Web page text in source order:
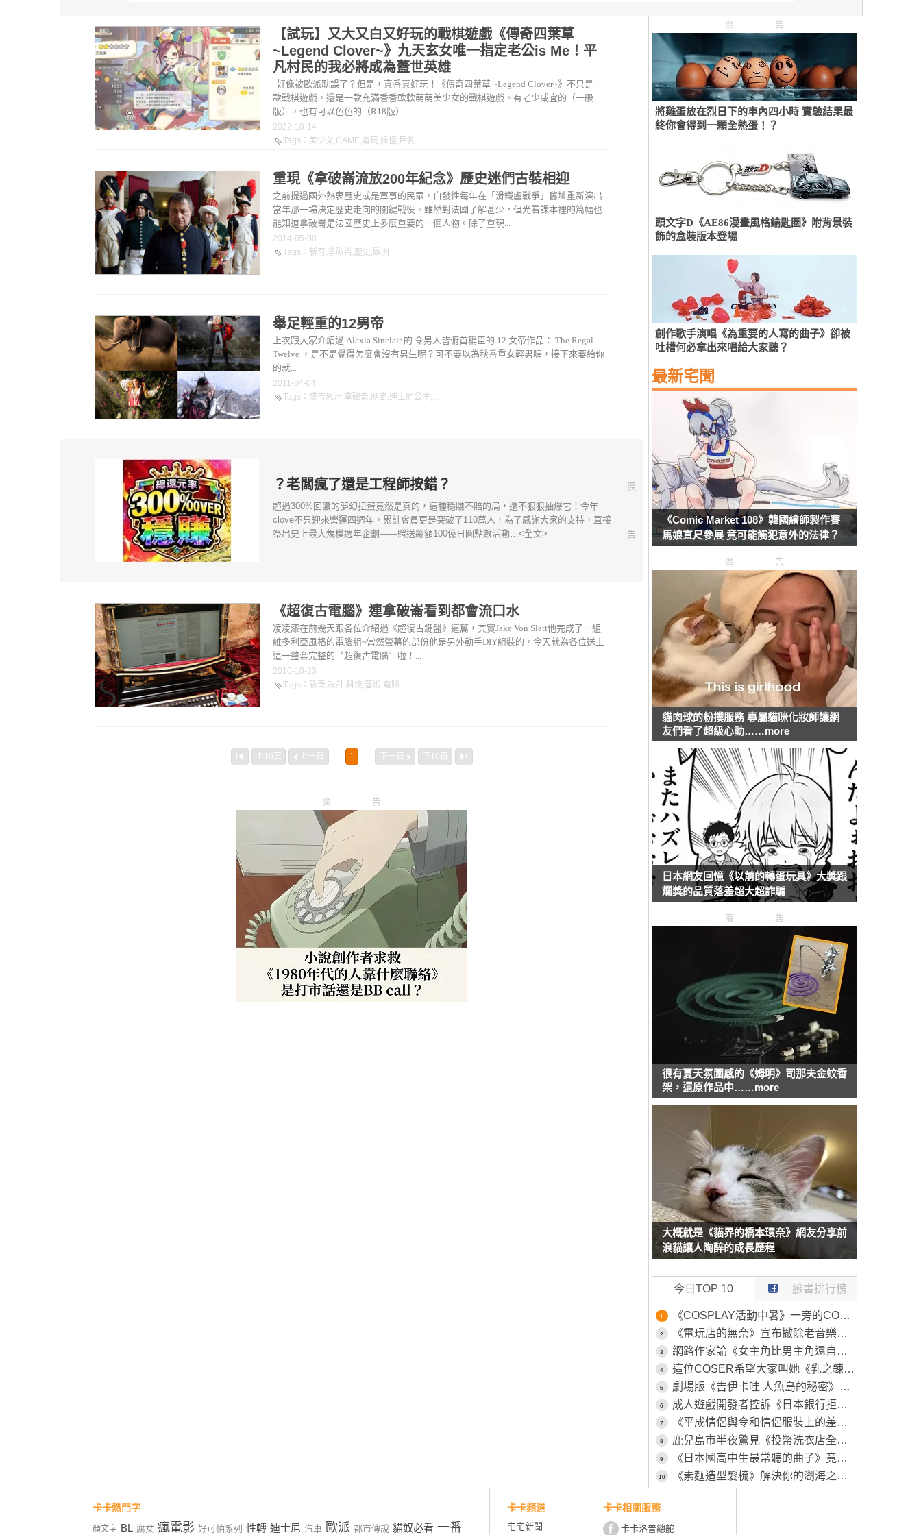
【試玩】又大又白又好玩的戰棋遊戲《傳奇四葉草
~Legend Clover~》九天玄女唯一指定老公is Me！平
凡村民的我必將成為蓋世英雄
好像被歐派耽誤了？但是，真香真好玩！《傳奇四葉草 ~Legend Clover~》不只是一
款戰棋遊戲，還是一款充滿香香軟軟萌萌美少女的戰棋遊戲。有老少咸宜的（一般
版），也有可以色色的（R18版）...
2022-10-14
Tags ： 美少女,GAME,電玩,妖怪,巨乳
重現《拿破崙流放200年紀念》歷史迷們古裝相迎
之前提過國外熱衷歷史或是軍事的民眾，自發性每年在「滑鐵盧戰爭」舊址重新演出
當年那一場決定歷史走向的關鍵戰役。雖然對法國了解甚少，但光看課本裡的篇幅也
能知道拿破崙是法國歷史上多麼重要的一個人物。除了重現...
2014-05-08
Tags ： 新奇,拿破崙, 歷史, 歐洲
舉足輕重的12男帝
上次跟大家介紹過 Alexia Sinclair 的 令男人皆俯首稱臣的 12 女帝作品： The Regal
Twelve ，是不是覺得怎麼會沒有男生呢？可不要以為秋香重女輕男喔，接下來要給你
的就...
2011-04-04
Tags ： 成吉思汗,拿破崙, 歷史,迪士尼公主, 12女帝
？老闆瘋了還是工程師按錯？
超過300%回饋的夢幻扭蛋竟然是真的，這種穩賺不賠的局，還不狠狠抽爆它！今年
clove不只迎來營運四週年，累計會員更是突破了110萬人，為了感謝大家的支持，直接
祭出史上最大規模週年企劃——贈送總額100億日圓點數活動…<全文>
廣
告
《超復古電腦》連拿破崙看到都會流口水
凌凌漆在前幾天跟各位介紹過《超復古鍵盤》這篇，其實Jake Von Slatt他完成了一組
維多利亞風格的電腦組~當然螢幕的部份他是另外動手DIY組裝的，今天就為各位送上
這一整套完整的〝超復古電腦〞啦！...
2010-10-23
Tags ： 新奇,設計,科技,藝術,電腦
上10頁 上一頁 1 下一頁 下10頁
廣告
廣告
將雞蛋放在烈日下的車內四小時 實驗結果最
終你會得到一顆全熟蛋！？
頭文字D《AE86漫畫風格鑰匙圈》附背景裝
飾的盒裝版本登場
創作歌手演唱《為重要的人寫的曲子》卻被
吐槽何必拿出來唱給大家聽？
最新宅聞
《Comic Market 108》韓國繪師製作賽
馬娘直尺參展 竟可能觸犯意外的法律？
廣告
貓肉球的粉撲服務 專屬貓咪化妝師讓網
友們看了超級心動……more
日本網友回憶《以前的轉蛋玩具》大獎跟
爛獎的品質落差超大超詐騙
廣告
很有夏天氛圍感的《姆明》司那夫金蚊香
架，還原作品中……more
大概就是《貓界的橋本環奈》網友分享前
浪貓讓人陶醉的成長歷程
今日TOP 10 臉書排行榜
1 《COSPLAY活動中暑》一旁的COSER見狀幫忙叫救護車 卻被工作人員嫌棄了
2 《電玩店的無奈》宣布撤除老音樂遊戲機台 平常沒人玩這時候卻又高喊不要撤
3 網路作家論《女主角比男主角還自由》從近年的鋼彈作品就看得出來？
4 這位COSER希望大家叫她《乳之鍊金術師》自認調整乳量的努力不輸任何人
5 劇場版《吉伊卡哇 人魚島的秘密》海妖賽蓮(23公分)+島二郎(15公分)重磅軟膠模型發售
6 成人遊戲開發者控訴《日本銀行拒收Steam銷售額》更慘的是稅金還要照樣繳
7 《平成情侶與令和情侶服裝上的差異》感覺以前年輕人比較趴，現在走的是寬鬆路線
8 鹿兒島市半夜驚見《投幣洗衣店全裸男子》一絲不掛的原因竟然是「想發洩一下壓力」？
9 《日本國高中生最常聽的曲子》竟然是26年前的色情塗鴉 該怎麼解讀這種現象呢？
10 《素麵造型髮梳》解決你的瀏海之亂 怕被人誤會一直撥頭髮就靠這招掩蓋過去吧(笑)
卡卡熱門字
顏文字 BL 腐女 瘋電影 好可怕系列 性轉 迪士尼 汽車 歐派 都市傳說 貓奴必看 一番
卡卡頻道
宅宅新聞
卡卡相關服務
卡卡洛普總舵